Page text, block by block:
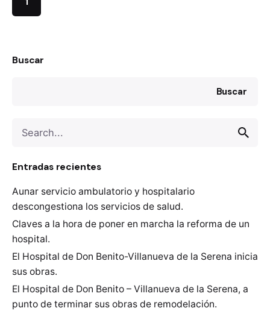
Buscar
Buscar
for
Entradas recientes
Aunar servicio ambulatorio y hospitalario
descongestiona los servicios de salud.
Claves a la hora de poner en marcha la reforma de un
hospital.
El Hospital de Don Benito-Villanueva de la Serena inicia
sus obras.
El Hospital de Don Benito – Villanueva de la Serena, a
punto de terminar sus obras de remodelación.